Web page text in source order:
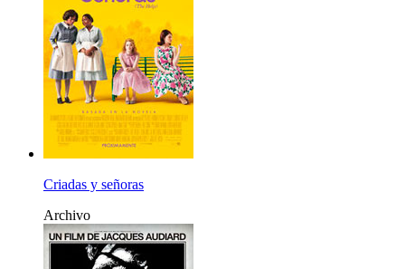
Criadas y señoras
Archivo